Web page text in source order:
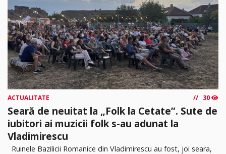
ACTUALITATE 30
Seară de neuitat la „Folk la Cetate”. Sute de
iubitori ai muzicii folk s-au adunat la
Vladimirescu
Ruinele Bazilicii Romanice din Vladimirescu au fost, joi seara,